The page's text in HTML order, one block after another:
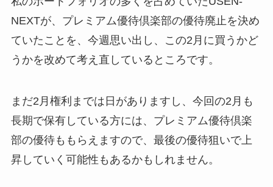
NEXTが、プレミアム優待倶楽部の優待廃止を決め
ていたことを、今週思い出し、この2月に買うかど
うかを改めて考え直しているところです。
まだ2月権利までは日がありますし、今回の2月も
長期で保有している方には、プレミアム優待倶楽
部の優待ももらえますので、最後の優待狙いで上
昇していく可能性もあるかもしれません。